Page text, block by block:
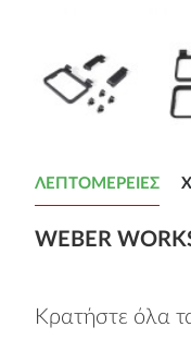
ΛΕΠΤΟΜΈΡΕΙΕΣ
WEBER
Κρατήστε όλα